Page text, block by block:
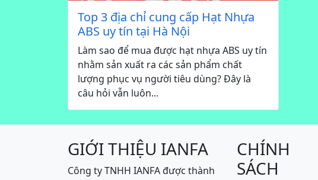
Top 3 địa chỉ cung cấp Hạt Nhựa
ABS uy tín tại Hà Nội
Làm sao để mua được hạt nhựa ABS uy tín
nhằm sản xuất ra các sản phẩm chất
lượng phục vụ người tiêu dùng? Đây là
câu hỏi vẫn luôn...
GIỚI THIỆU IANFA
Công ty TNHH IANFA được thành
CHÍNH
SÁCH